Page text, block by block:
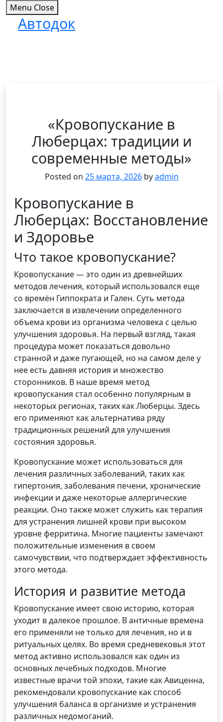
Menu Close
Автодок
«Кровопускание в
Люберцах: традиции и
современные методы»
Posted on 25 марта, 2026byadmin
Кровопускание в
Люберцах: Восстановление
и Здоровье
Что такое кровопускание?
Кровопускание — это один из древнейших
методов лечения, который использовался еще
со времён Гиппократа и Гален. Суть метода
заключается в извлечении определенного
объема крови из организма человека с целью
улучшения здоровья. На первый взгляд, такая
процедура может показаться довольно
странной и даже пугающей, но на самом деле у
нее есть давняя история и множество
сторонников. В наше время метод
кровопускания стал особенно популярным в
некоторых регионах, таких как Люберцы. Здесь
его применяют как альтернатива ряду
традиционных решений для улучшения
состояния здоровья.
Кровопускание может использоваться для
лечения различных заболеваний, таких как
гипертония, заболевания печени, хронические
инфекции и даже некоторые аллергические
реакции. Оно также может служить как терапия
для устранения лишней крови при высоком
уровне ферритина. Многие пациенты замечают
положительные изменения в своем
самочувствии, что подтверждает эффективность
этого метода.
История и развитие метода
Кровопускание имеет свою историю, которая
уходит в далекое прошлое. В античные времена
его применяли не только для лечения, но и в
ритуальных целях. Во время средневековья этот
метод активно использовался как один из
основных лечебных подходов. Многие
известные врачи той эпохи, такие как Авиценна,
рекомендовали кровопускание как способ
улучшения баланса в организме и устранения
различных недомоганий.